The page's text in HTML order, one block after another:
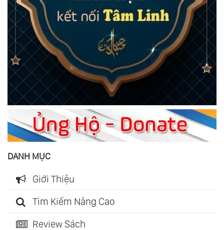
DANH MỤC
Giới Thiệu
Tìm Kiếm Nâng Cao
Review Sách